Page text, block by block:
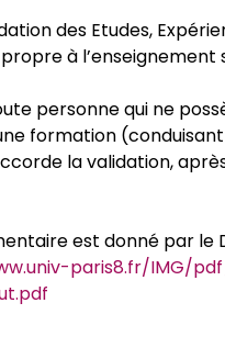
doctorat
des Etudes,
à l’enseignement
personne qui ne
formation
la validation,
est donné par le
paris8.fr/IMG/